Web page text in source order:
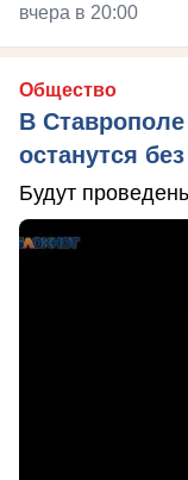
вчера в 20:00
Общество
В Ставрополе
останутся
Будут